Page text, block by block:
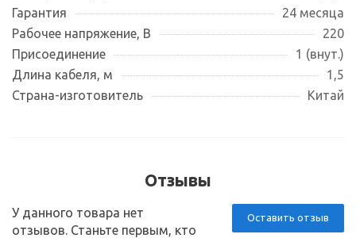
Гарантия
24 месяца
Рабочее напряжение, В
220
Присоединение
1 (внут.)
Длина кабеля, м
1,5
Страна-изготовитель
Китай
Отзывы
Оставить отзыв
У данного товара нет
отзывов. Станьте первым, кто